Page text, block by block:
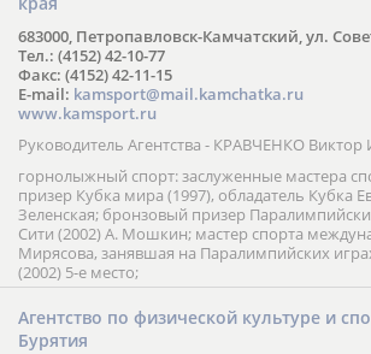
683000, Петропавловск-Камчатский, ул.
Тел.: (4152) 42-10-77
Факс: (4152) 42-11-15
E-mail: kamsport@mail.kamchatka.ru
www.kamsport.ru
Руководитель Агентства - КРАВЧЕНКО Виктор
горнолыжный спорт: заслуженные мастера
призер Кубка мира (1997), обладатель Кубка
Зеленская; бронзовый призер
Сити (2002) А. Мошкин; мастер спорта
Мирясова, занявшая на Паралимпийских
(2002) 5-е место;
Агентство по физической культуре и
Бурятия